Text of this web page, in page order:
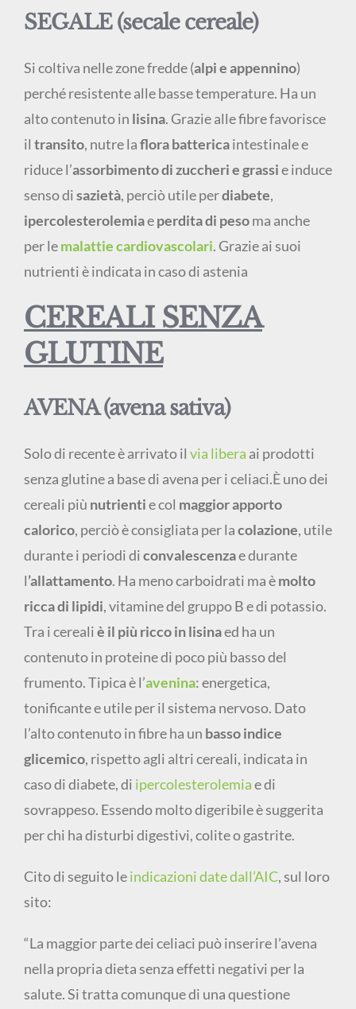
SEGALE (secale cereale)
Si coltiva nelle zone fredde (alpi e appennino)
perché resistente alle basse temperature. Ha un
alto contenuto in lisina. Grazie alle fibre favorisce
il transito, nutre laflora battericaintestinale e
riduce l’assorbimento di zuccheri e grassie induce
senso disazietà, perciò utile perdiabete,
ipercolesterolemiaeperdita di pesoma anche
per lemalattie cardiovascolari. Grazie ai suoi
nutrienti è indicata in caso di astenia
CEREALI SENZA
GLUTINE
AVENA (avena sativa)
Solo di recente è arrivato il via libera ai prodotti
senza glutine a base di avena per i celiaci.È uno dei
cereali più nutrientie col maggior apporto
calorico, perciò è consigliata per lacolazione, utile
durante i periodi diconvalescenzae durante
l’allattamento. Ha meno carboidrati ma èmolto
ricca di lipidi, vitamine del gruppo B e di potassio.
Tra i cerealiè il più ricco in lisinaed ha un
contenuto in proteine di poco più basso del
frumento. Tipica è l’avenina: energetica,
tonificante e utile per il sistema nervoso. Dato
l’alto contenuto in fibre ha un basso indice
glicemico, rispetto agli altri cereali, indicata in
caso di diabete, di ipercolesterolemiae di
sovrappeso. Essendo molto digeribile è suggerita
per chi ha disturbi digestivi, colite o gastrite.
Cito di seguito leindicazioni date dall’AIC, sul loro
sito:
“La maggior parte dei celiaci può inserire l’avena
nella propria dieta senza effetti negativi per la
salute. Si tratta comunque di una questione